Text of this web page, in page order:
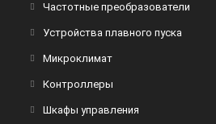
Частотные преобразователи
Устройства плавного пуска
МикроклиматОткроется
вкладке
Контроллеры
Шкафы управления